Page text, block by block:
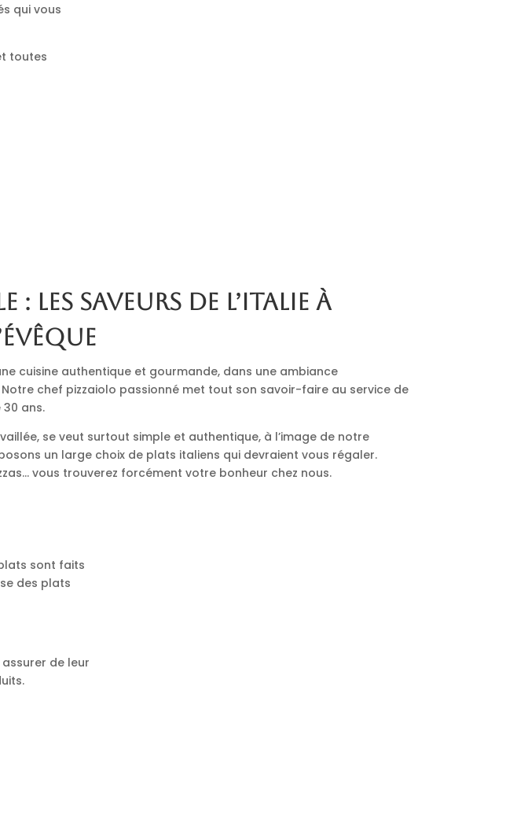
qui vous
toutes
: les saveurs de l’Italie à
cuisine authentique et gourmande, dans une ambiance
chef pizzaiolo passionné met tout son savoir-faire au service de
ans.
se veut surtout simple et authentique, à l’image de notre
un large choix de plats italiens qui devraient vous régaler.
vous trouverez forcément votre bonheur chez nous.
sont faits
des plats
de leur